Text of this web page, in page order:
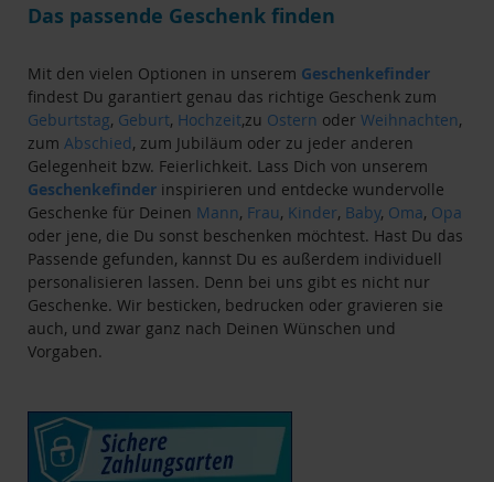
die
Seite
Das passende Geschenk finden
Mit den vielen Optionen in unserem Geschenkefinder
findest Du garantiert genau das richtige Geschenk zum
Geburtstag, Geburt, Hochzeit,zu Ostern oder Weihnachten,
zum Abschied, zum Jubiläum oder zu jeder anderen
Gelegenheit bzw. Feierlichkeit. Lass Dich von unserem
Geschenkefinder inspirieren und entdecke wundervolle
Geschenke für Deinen Mann, Frau, Kinder, Baby, Oma, Opa
oder jene, die Du sonst beschenken möchtest. Hast Du das
Passende gefunden, kannst Du es außerdem individuell
personalisieren lassen. Denn bei uns gibt es nicht nur
Geschenke. Wir besticken, bedrucken oder gravieren sie
auch, und zwar ganz nach Deinen Wünschen und
Vorgaben.